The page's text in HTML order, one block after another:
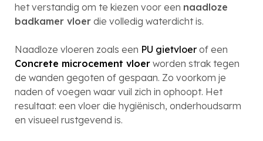
het verstandig om te kiezen voor een naadloze
badkamer vloer die volledig waterdicht is.
Naadloze vloeren zoals een PU gietvloer of een
Concrete microcement vloer worden strak tegen
de wanden gegoten of gespaan. Zo voorkom je
naden of voegen waar vuil zich in ophoopt. Het
resultaat: een vloer die hygiënisch, onderhoudsarm
en visueel rustgevend is.